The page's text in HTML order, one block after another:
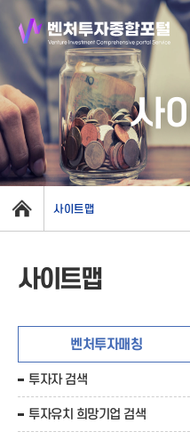
사
사이트맵
사이트맵
벤처투자매칭
투자자 검색
투자유치 희망기업 검색